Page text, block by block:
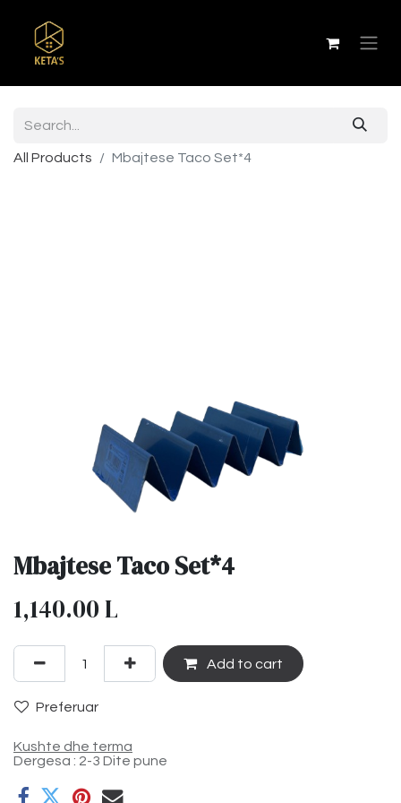
All Products Mbajtese Taco Set*4
Mbajtese Taco Set*4
1,140.00L
Add to cart
Preferuar
Kushte dhe terma
Dergesa : 2-3 Dite pune